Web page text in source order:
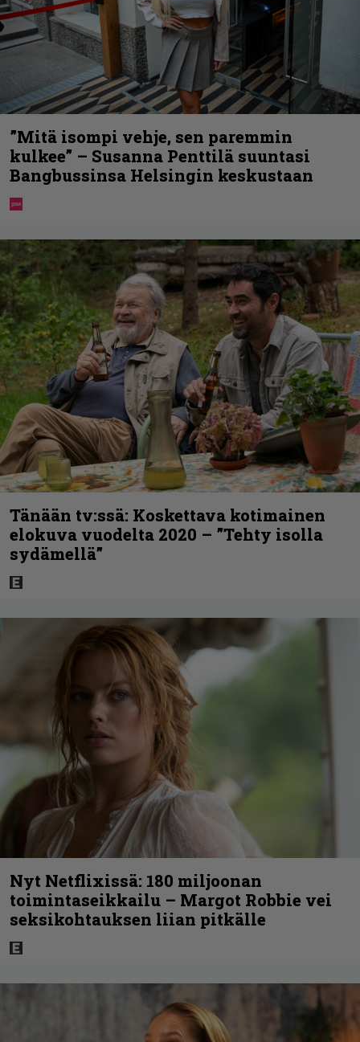
”Mitä isompi vehje, sen paremmin
kulkee” – Susanna Penttilä suuntasi
Bangbussinsa Helsingin keskustaan
Tänään tv:ssä: Koskettava kotimainen
elokuva vuodelta 2020 – ”Tehty isolla
sydämellä”
Nyt Netflixissä: 180 miljoonan
toimintaseikkailu – Margot Robbie vei
seksikohtauksen liian pitkälle